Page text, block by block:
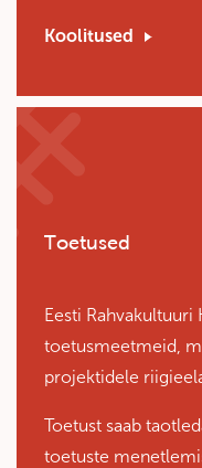
Koolitused
Toetused
Eesti Rahvakultuuri
toetusmeetmeid,
projektidele
Toetust saab
toetuste